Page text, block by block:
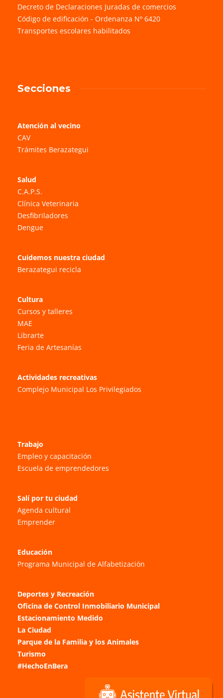
Decreto de Declaraciones Juradas de comercios
Código de edificación - Ordenanza Nº 6420
Transportes escolares habilitados
Secciones
Atención al vecino
CAV
Trámites Berazategui
Salud
C.A.P.S.
Clínica Veterinaria
Desfibriladores
Dengue
Cuidemos nuestra ciudad
Berazategui recicla
Cultura
Cursos y talleres
MAE
Librarte
Feria de Artesanías
Actividades recreativas
Complejo Municipal Los Privilegiados
Trabajo
Empleo y capacitación
Escuela de emprendedores
Salí por tu ciudad
Agenda cultural
Emprender
Educación
Programa Municipal de Alfabetización
Deportes y Recreación
Oficina de Control Inmobiliario Municipal
Estacionamiento Medido
La Ciudad
Parque de la Familia y los Animales
Turismo
#HechoEnBera